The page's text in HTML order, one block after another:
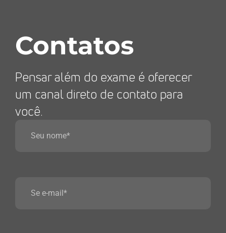
Contatos
Pensar além do exame é oferecer
um canal direto de contato para
você.